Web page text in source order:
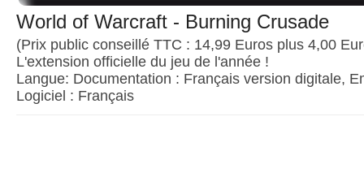
World of Warcraft - Burning Crusade
(Prix public conseillé TTC : 14,99 Euros plus 4,00
L'extension officielle du jeu de l'année !
Langue: Documentation : Français version digitale,
Logiciel : Français